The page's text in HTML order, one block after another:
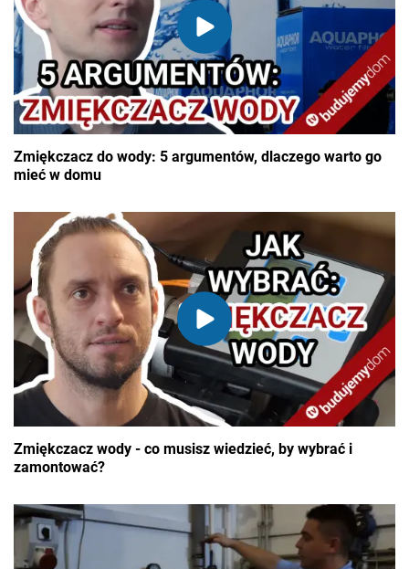
Zmiękczacz do wody: 5 argumentów, dlaczego warto go
mieć w domu
Zmiękczacz wody - co musisz wiedzieć, by wybrać i
zamontować?